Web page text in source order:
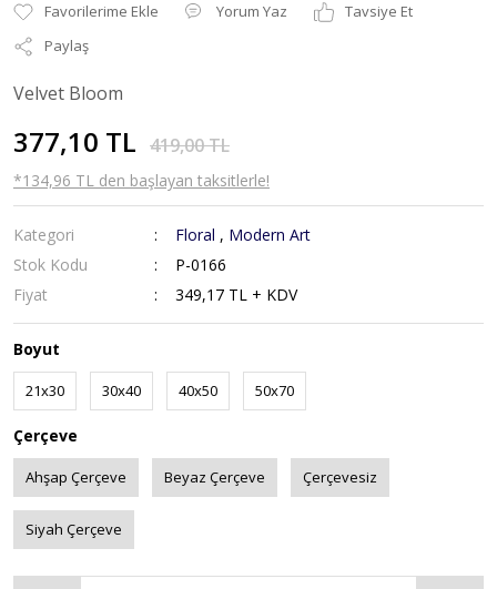
Yorum Yaz
Tavsiye Et
Paylaş
Velvet Bloom
377,10 TL 419,00 TL
*134,96 TL den başlayan taksitlerle!
Kategori Floral , Modern Art
Stok Kodu
P-0166
Fiyat
349,17 TL + KDV
Boyut
21x30 30x40 40x50 50x70
Çerçeve
Ahşap Çerçeve Beyaz Çerçeve Çerçevesiz
Siyah Çerçeve